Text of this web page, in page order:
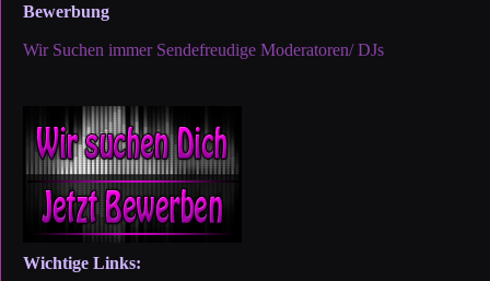
Bewerbung
Wir Suchen immer Sendefreudige Moderatoren/ DJs
Wichtige Links: